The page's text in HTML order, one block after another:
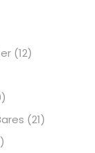
(12)
(21)